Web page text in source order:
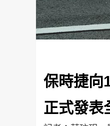
保時捷向
正式發表